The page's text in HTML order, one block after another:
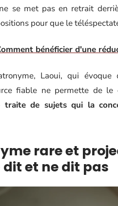
se met pas en retrait
pour que le
bénéficier d'une
Laoui, qui évoque
fiable ne permette de
traite de sujets qui la
rare et
dit et ne dit pas